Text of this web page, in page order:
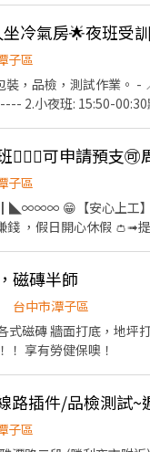
台中市北屯區敦富三街
之7號 北屯天津 - 智取
巷15號 北屯遼陽店：台中市北屯區
取店：台中市西屯區工
屯文心店：台中市西
西屯區櫻城一街51-3號 大雅區 大雅中清店：台
路四段922號 大雅民生
子榮興 - 智取店：台中市潭子區榮興街5號 潭子中山店：台中市潭子
台中市潭子區大豐路三段82號 豐原區 豐原
區惠陽街147號 豐原向
台中市北區柳川東路四
德店：台中市北區崇
五權店：台中市西區五
平大興 - 智取店：台中市太平區大興路138號 太平光興 - 智取店：台
市太平區育仁南路82號 南屯區 南屯春安 - 智取
屯區永春南路56巷12號
中市南屯區大英街144
中市南屯區文心南路46號 南屯
台中建成店：台中市南
路480號 大里區 大里爽文 - 智取店：台中市大里區爽
坐冷氣房🌟夜班受
子區
潭子區祥和路。 - 💰 工作時間 & 薪資 💰 1.日班: 08:00-17:00點
2.小夜班: 15:50-
元/次 ⭕️ 特休 ，三節(
：@924lpgta (記得加
子區
😁【安心上工】➟享
提供預支薪水 ∞∞∞◢┃職缺介紹┃◣∞∞∞ 📍工作地
$2000、滿二個月：
➠文文小姐 ✅手機
磁磚半師
台中市潭子區
式磁磚 牆面打底，地坪
！ 享有勞健保噢！
路插件/品檢測試~
子區